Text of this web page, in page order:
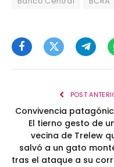
FacebookTwitter
POST
Convivencia
El tierno gesto de
vecina de Trelew
salvó a un gato
tras el ataque a su